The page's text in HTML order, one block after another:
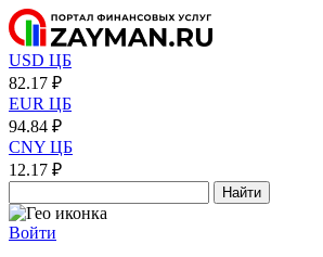
USD ЦБ
82.17 ₽
EUR ЦБ
94.84 ₽
CNY ЦБ
12.17 ₽
Найти
Войти